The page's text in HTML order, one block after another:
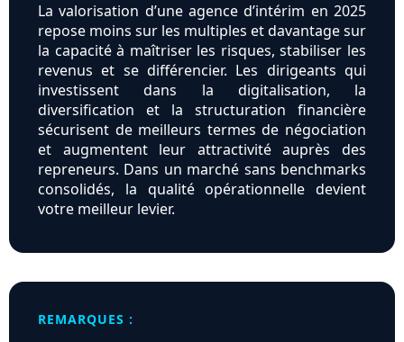
La valorisation d’une agence d’intérim en 2025
repose moins sur les multiples et davantage sur
la capacité à maîtriser les risques, stabiliser les
revenus et se différencier. Les dirigeants qui
investissent dans la digitalisation, la
diversification et la structuration financière
sécurisent de meilleurs termes de négociation
et augmentent leur attractivité auprès des
repreneurs. Dans un marché sans benchmarks
consolidés, la qualité opérationnelle devient
votre meilleur levier.
REMARQUES :